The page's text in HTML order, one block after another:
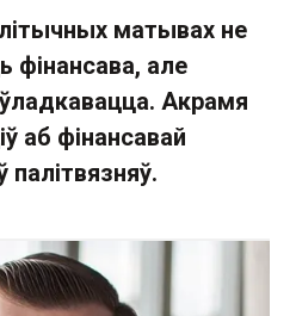
матывах не
фінансава, але
Акрамя
аб фінансавай